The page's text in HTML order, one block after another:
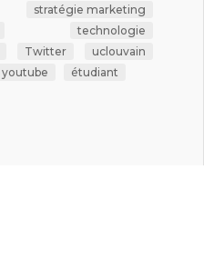
stratégie marketing
technologie
Twitter
uclouvain
youtube étudiant